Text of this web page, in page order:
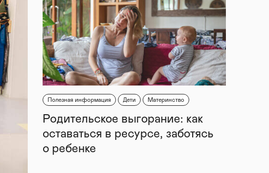
Полезная информация Дети Материнство
Родительское выгорание: как
оставаться в ресурсе, заботясь
о ребенке